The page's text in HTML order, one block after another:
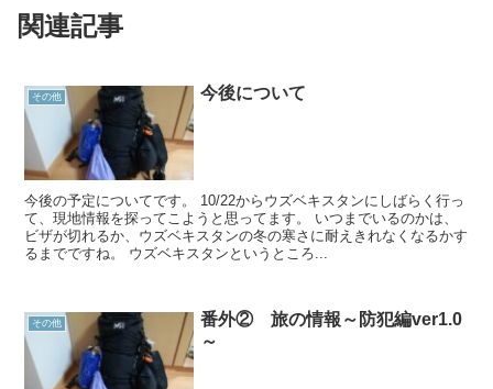
関連記事
その他 今後について
今後の予定についてです。 10/22からウズベキスタンにしばらく行っ
て、現地情報を探ってこようと思ってます。 いつまでいるのかは、
ビザが切れるか、ウズベキスタンの冬の寒さに耐えきれなくなるかす
るまでですね。 ウズベキスタンというところ...
その他
番外② 旅の情報～防犯編ver1.0
～